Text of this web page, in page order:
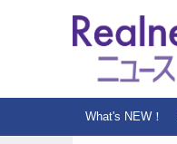
What's NEW！